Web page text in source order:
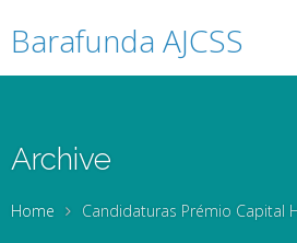
Barafunda AJCSS
Archive
Home Candidaturas Prémio Capital